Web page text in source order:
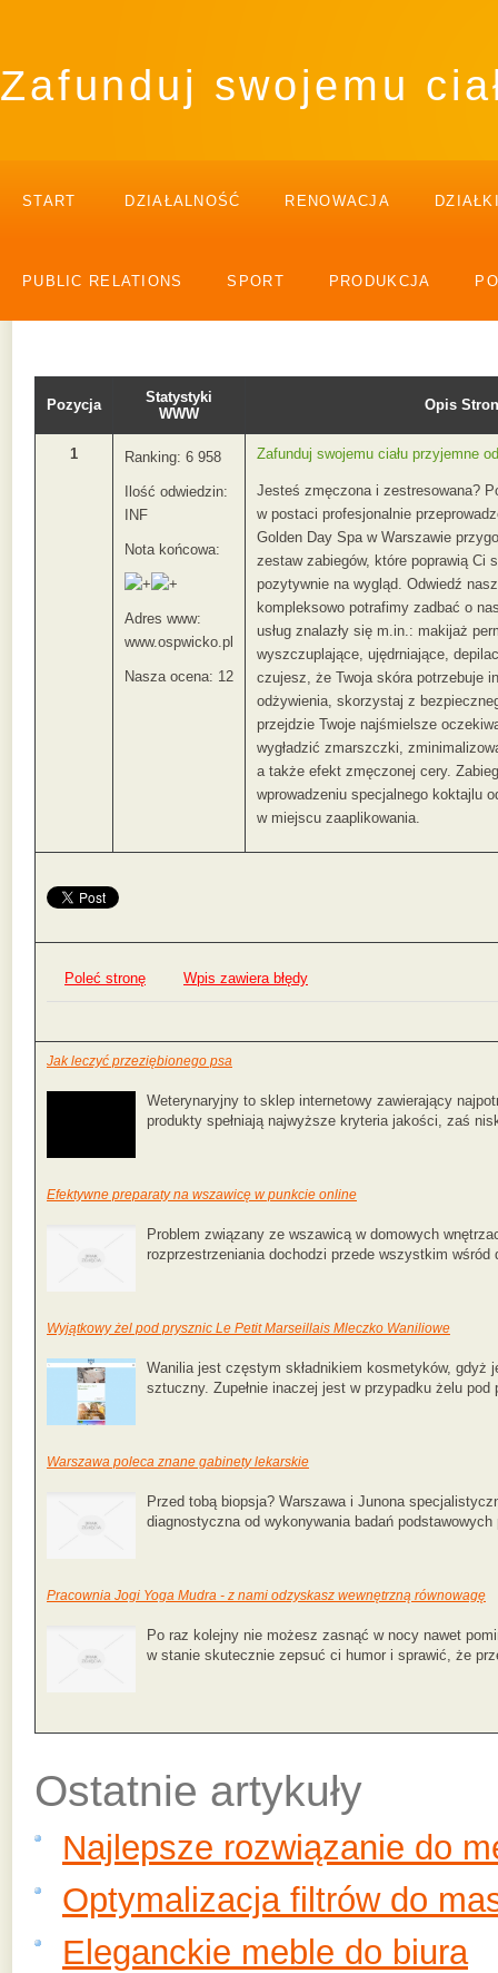
Zafunduj swojemu
START DZIAŁALNOŚĆ RENOWACJA
PUBLIC RELATIONS SPORT PRODUKCJA
Pozycja
Statystyki
WWW
Opis
1 Ranking: 6 958
Ilość odwiedzin:
INF
Nota końcowa:
Adres www:
www.ospwicko.pl
Nasza ocena: 12
Zafunduj swojemu ciału przyjemne
Jesteś zmęczona i zestresowana?
w postaci profesjonalnie
Golden Day Spa w Warszawie
zestaw zabiegów, które poprawią Ci
pozytywnie na wygląd. Odwiedź
kompleksowo potrafimy zadbać o
usług znalazły się m.in.: makijaż
wyszczuplające, ujędrniające,
czujesz, że Twoja skóra potrzebuje
odżywienia, skorzystaj z
przejdzie Twoje najśmielsze
wygładzić zmarszczki,
a także efekt zmęczonej cery.
wprowadzeniu specjalnego koktajlu
w miejscu zaaplikowania.
Poleć stronę Wpis zawiera błędy
Jak leczyć przeziębionego psa
Weterynaryjny to sklep internetowy zawierający
produkty spełniają najwyższe kryteria jakości, zaś
Efektywne preparaty na wszawicę w punkcie online
Problem związany ze wszawicą w domowych
rozprzestrzeniania dochodzi przede wszystkim wśród
Wyjątkowy żel pod prysznic Le Petit Marseillais Mleczko Waniliowe
Wanilia jest częstym składnikiem kosmetyków,
sztuczny. Zupełnie inaczej jest w przypadku żelu pod
Warszawa poleca znane gabinety lekarskie
Przed tobą biopsja? Warszawa i Junona
diagnostyczna od wykonywania badań podstawowych
Pracownia Jogi Yoga Mudra - z nami odzyskasz wewnętrzną równowagę
Po raz kolejny nie możesz zasnąć w nocy nawet
w stanie skutecznie zepsuć ci humor i sprawić, że
Ostatnie artykuły
Najlepsze rozwiązanie do
Optymalizacja filtrów do
Eleganckie meble do biura